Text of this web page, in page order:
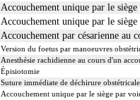
Accouchement unique par le
Accouchement unique par le
Accouchement par césarienne au
Version du foetus par manoeuvres
Anesthésie rachidienne au cours d'un
Épisiotomie
Suture immédiate de déchirure
Accouchement unique par le siège par